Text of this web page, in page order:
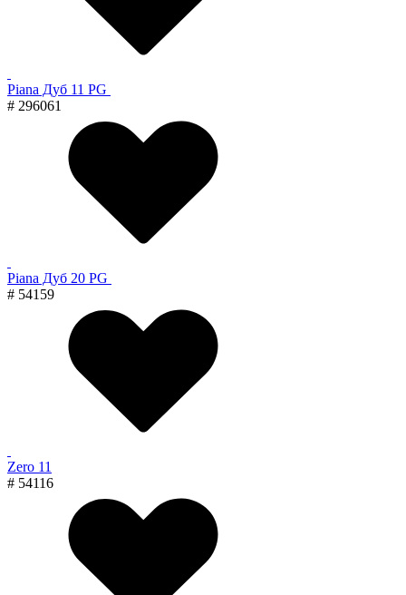
Piana Дуб 11 PG
# 296061
Piana Дуб 20 PG
# 54159
Zero 11
# 54116